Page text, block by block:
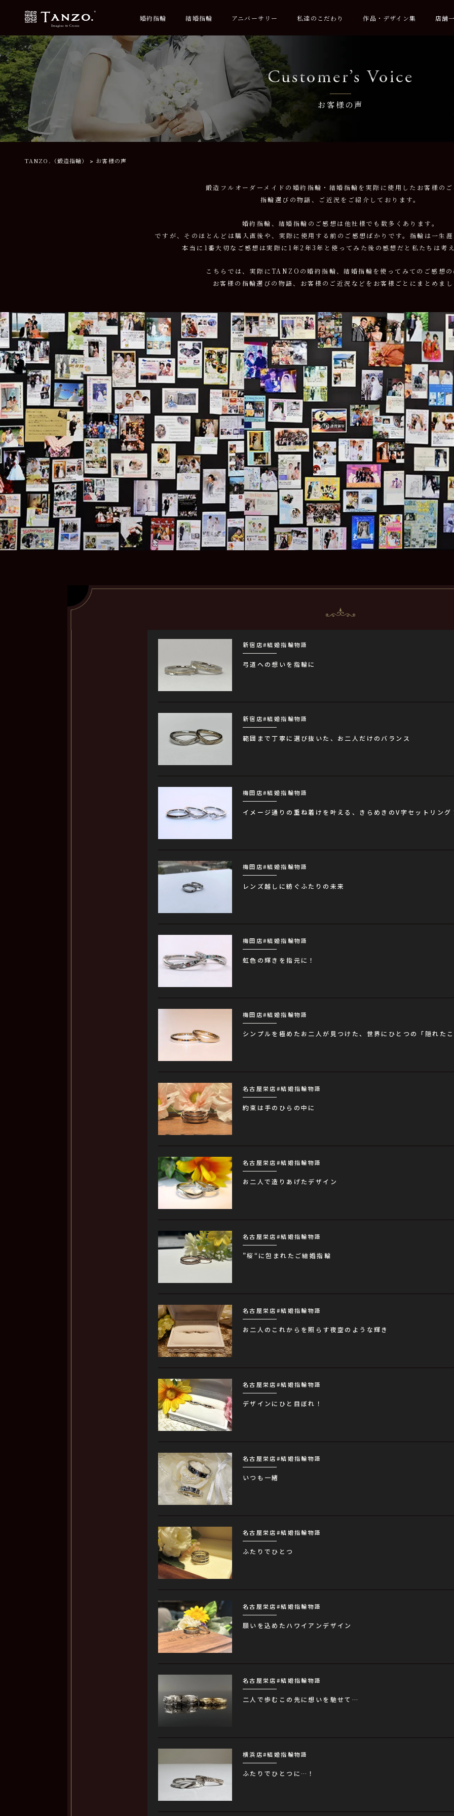
婚約指輪 結婚指輪 アニバーサリー 私達のこだわり 作品・デザイン集 店舗
Customer’s Voice
お客様の声
TANZO.（鍛造指輪） お客様の声
鍛造フルオーダーメイドの婚約指輪・結婚指輪を 実際に使用したお客様の
指輪選びの物語、ご近況をご紹介しております。
婚約指輪、結婚指輪のご感想は他社様でも数多くあります。
ですが、そのほとんどは購入直後や、実際に使用する前のご感想ばかりです。 指輪は一生
本当に1番大切なご感想は実際に1年2年3年と使ってみた後の感想だと私たちは考
こちらでは、実際にTANZOの婚約指輪、結婚指輪を使ってみてのご感想
お客様の指輪選びの物語、お客様のご近況などをお客様ごとにまとめま
新宿店#結婚指輪物語
弓道への想いを指輪に
新宿店#結婚指輪物語
範囲まで丁寧に選び抜いた、お二人だけのバランス
梅田店#結婚指輪物語
イメージ通りの重ね着けを叶える、きらめきのV字セットリング
梅田店#結婚指輪物語
レンズ越しに紡ぐふたりの未来
梅田店#結婚指輪物語
虹色の輝きを指元に！
梅田店#結婚指輪物語
シンプルを極めたお二人が見つけた、世界にひとつの「隠れた
名古屋栄店#結婚指輪物語
約束は手のひらの中に
名古屋栄店#結婚指輪物語
お二人で造りあげたデザイン
名古屋栄店#結婚指輪物語
”桜“に包まれたご結婚指輪
名古屋栄店#結婚指輪物語
お二人のこれからを照らす夜空のような輝き
名古屋栄店#結婚指輪物語
デザインにひと目ぼれ！
名古屋栄店#結婚指輪物語
いつも一緒
名古屋栄店#結婚指輪物語
ふたりでひとつ
名古屋栄店#結婚指輪物語
願いを込めたハワイアンデザイン
名古屋栄店#結婚指輪物語
二人で歩むこの先に想いを馳せて…
横浜店#結婚指輪物語
ふたりでひとつに…！